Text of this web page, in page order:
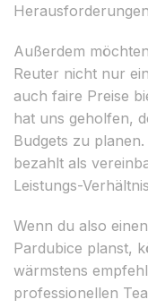
Außerdem
Reuter nicht nur
auch faire Preise
hat uns geholfen,
Budgets zu
bezahlt als
Leistungs-
Wenn du also
Pardubice planst,
wärmstens
professionellen